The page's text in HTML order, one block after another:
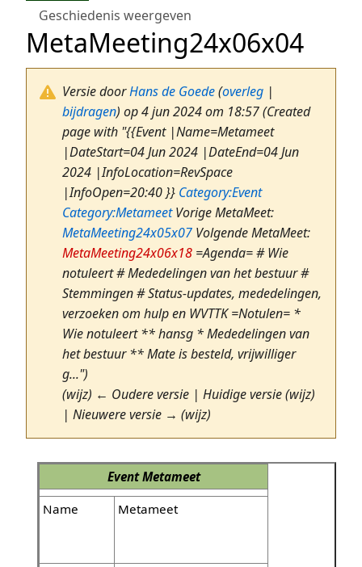
Geschiedenis weergeven
MetaMeeting24x06x04
Versie doorHans de Goede(overleg |
bijdragen) op 4 jun 2024 om 18:57(Created
page with "{{Event |Name=Metameet
|DateStart=04 Jun 2024 |DateEnd=04 Jun
2024 |InfoLocation=RevSpace
|InfoOpen=20:40 }} Category:Event
Category:MetameetVorige MetaMeet:
MetaMeeting24x05x07 Volgende MetaMeet:
MetaMeeting24x06x18 =Agenda= # Wie
notuleert # Mededelingen van het bestuur #
Stemmingen # Status-updates, mededelingen,
verzoeken om hulp en WVTTK =Notulen= *
Wie notuleert ** hansg * Mededelingen van
het bestuur ** Mate is besteld, vrijwilliger
g...")
(wijz) ← Oudere versie | Huidige versie (wijz)
| Nieuwere versie → (wijz)
EventMetameet
Name
Metameet